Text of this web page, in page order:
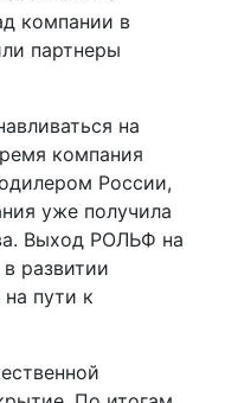
компании в
партнеры
на
компания
России,
уже получила
Выход РОЛЬФ на
развитии
пути к